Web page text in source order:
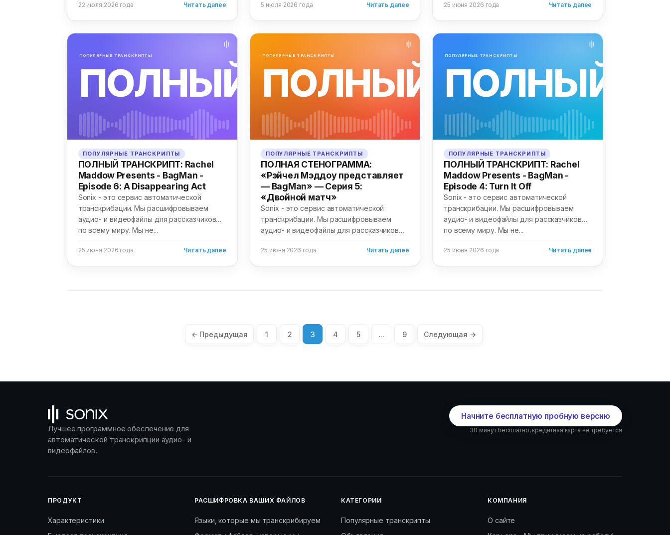
22 июля 2026 года Читать далее
транскрипции и трансформации рабочих
Рынок...
5 июля 2026 года Читать далее 25 июня 2026 года Читать далее
ПОПУЛЯРНЫЕ ТРАНСКРИПТЫ
ПОЛНЫЙ
ПОПУЛЯРНЫЕ ТРАНСКРИПТЫ
ПОЛНЫЙ ТРАНСКРИПТ: Rachel
Maddow Presents - BagMan -
Episode 6: A Disappearing Act
Sonix - это сервис автоматической
транскрибации. Мы расшифровываем
аудио- и видеофайлы для рассказчиков
по всему миру. Мы не...
25 июня 2026 года Читать далее
ПОПУЛЯРНЫЕ ТРАНСКРИПТЫ
ПОЛНЫЙ
ПОПУЛЯРНЫЕ ТРАНСКРИПТЫ
ПОЛНАЯ СТЕНОГРАММА:
«Рэйчел Мэддоу представляет
— BagMan» — Серия 5:
«Двойной матч»
Sonix - это сервис автоматической
транскрибации. Мы расшифровываем
аудио- и видеофайлы для рассказчиков
25 июня 2026 года Читать далее
ПОПУЛЯРНЫЕ ТРАНСКРИПТЫ
ПОЛНЫЙ
ПОПУЛЯРНЫЕ ТРАНСКРИПТЫ
ПОЛНЫЙ ТРАНСКРИПТ: Rachel
Maddow Presents - BagMan -
Episode 4: Turn It Off
Sonix - это сервис автоматической
транскрибации. Мы расшифровываем
аудио- и видеофайлы для рассказчиков
по всему миру. Мы не...
25 июня 2026 года Читать далее
← Предыдущая 1 2 3 4 5 ... 9 Следующая →
Лучшее программное обеспечение для
автоматической транскрипции аудио- и
видеофайлов.
Начните бесплатную пробную версию
30 минут бесплатно, кредитная карта не требуется
ПРОДУКТ
Характеристики
РАСШИФРОВКА ВАШИХ ФАЙЛОВ
Языки, которые мы транскрибируем
КАТЕГОРИИ
Популярные транскрипты
КОМПАНИЯ
О сайте